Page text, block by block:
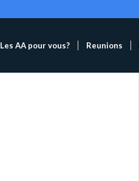
Les AA pour vous? Reunions